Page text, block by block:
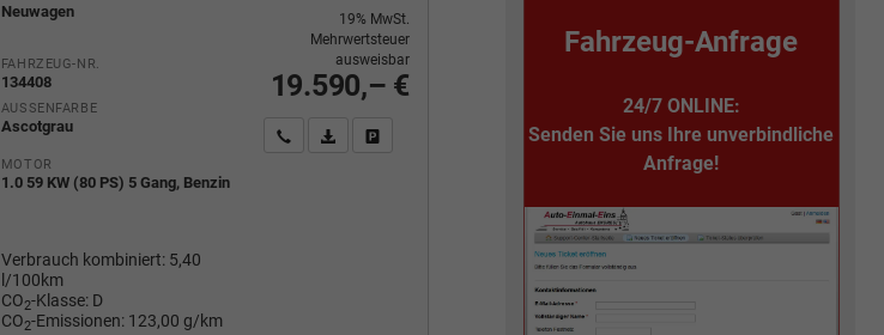
Neuwagen
FAHRZEUG-NR.
134408
AUSSENFARBE
Ascotgrau
MOTOR
1.0 59 KW (80 PS) 5 Gang, Benzin
Verbrauch kombiniert: 5,40
l/100km
CO2-Klasse: D
CO2-Emissionen: 123,00 g/km
19.590,– €
19% MwSt.
Mehrwertsteuer
ausweisbar
Wir rufen Sie anPDF-Fahrzeugexposé drucken
Fahrzeug drucken, parken oder vergleichen
Fahrzeug-Anfrage
24/7 ONLINE:
Senden Sie uns Ihre unverbindliche
Anfrage!